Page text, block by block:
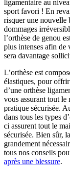
ligamentaire au
sport favori ! En
risquer une nouvelle
dommages
l’orthèse de genou
plus intenses afin de
sera davantage
L’orthèse est
élastiques, pour
d’une orthèse
vous assurant tout le
pratique sécurisée.
dans tous les types
ci assurent tout le
sécurisée. Bien sûr,
grandement
tous nos conseils
après une blessure.